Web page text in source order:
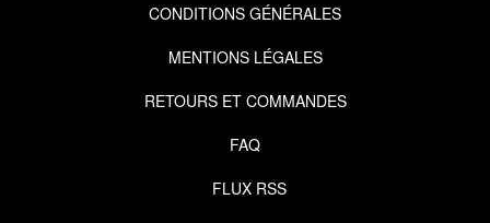
CONDITIONS GÉNÉRALES
MENTIONS LÉGALES
RETOURS ET COMMANDES
FAQ
FLUX RSS